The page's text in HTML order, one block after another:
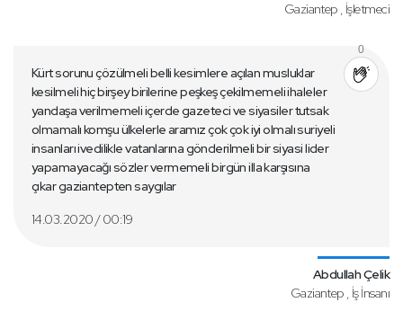
Gaziantep , İşletmeci
Kürt sorunu çözülmeli belli kesimlere açılan musluklar
kesilmeli hiç birşey birilerine peşkeş çekilmemeli ihaleler
yandaşa verilmemeli içerde gazeteci ve siyasiler tutsak
olmamalı komşu ülkelerle aramız çok çok iyi olmalı suriyeli
insanları ivedilikle vatanlarına gönderilmeli bir siyasi lider
yapamayacağı sözler vermemeli birgün illa karşısına
çıkar gaziantepten saygılar
14.03.2020 / 00:19
0
Abdullah Çelik
Gaziantep , İş İnsanı